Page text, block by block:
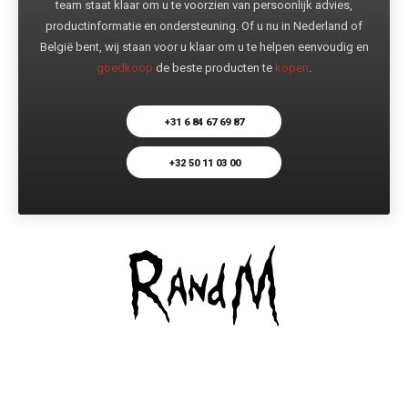
team staat klaar om u te voorzien van persoonlijk advies,
productinformatie en ondersteuning. Of u nu in Nederland of
België bent, wij staan voor u klaar om u te helpen eenvoudig en
goedkoop de beste producten te kopen.
+31 6 84 67 69 87
+32 50 11 03 00